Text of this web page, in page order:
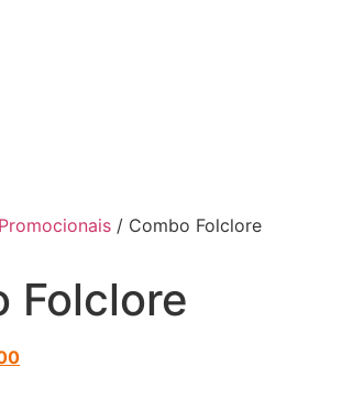
/ Combo Folclore
Folclore